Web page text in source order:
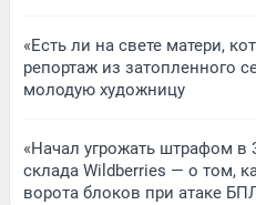
«Есть ли на свете матери,
репортаж из затопленного
молодую художницу
«Начал угрожать штрафом в
склада Wildberries — о том,
ворота блоков при атаке